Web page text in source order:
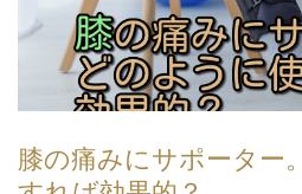
膝の痛みにサポーター